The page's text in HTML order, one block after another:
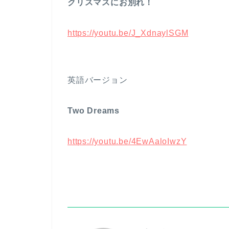
クリスマスにお別れ！
https://youtu.be/J_XdnaylSGM
英語バージョン
Two Dreams
https://youtu.be/4EwAaloIwzY